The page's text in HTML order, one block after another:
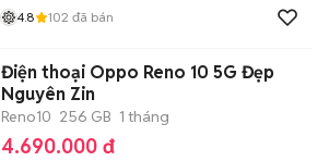
4.8 102 đã bán
Điện thoại Oppo Reno 10 5G Đẹp
Nguyên Zin
Reno10 256 GB 1 tháng
4.690.000 đ